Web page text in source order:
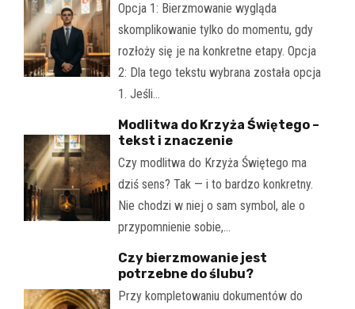
Opcja 1: Bierzmowanie wygląda
skomplikowanie tylko do momentu, gdy
rozłoży się je na konkretne etapy. Opcja
2: Dla tego tekstu wybrana została opcja
1. Jeśli…
Modlitwa do Krzyża Świętego –
tekst i znaczenie
Czy modlitwa do Krzyża Świętego ma
dziś sens? Tak — i to bardzo konkretny.
Nie chodzi w niej o sam symbol, ale o
przypomnienie sobie,…
Czy bierzmowanie jest
potrzebne do ślubu?
Przy kompletowaniu dokumentów do